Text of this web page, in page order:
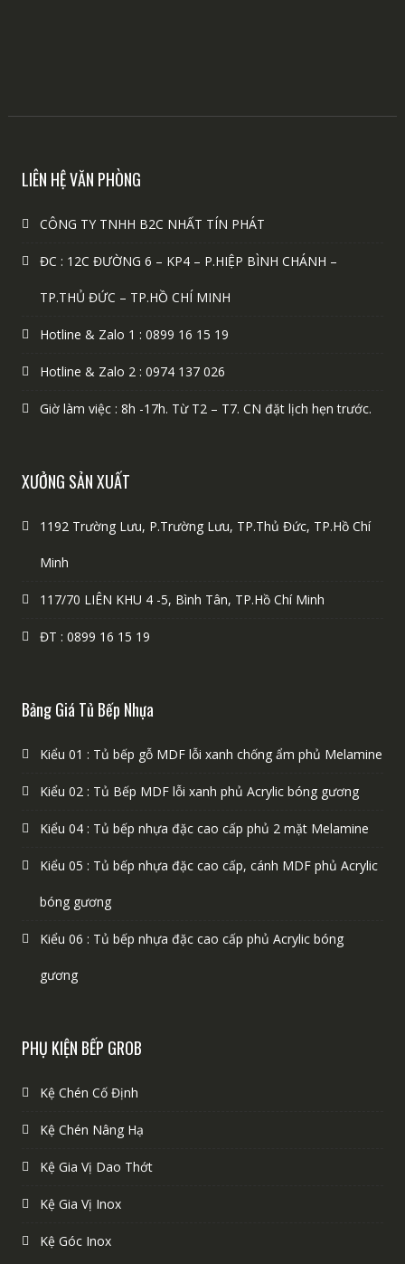
LIÊN HỆ VĂN PHÒNG
CÔNG TY TNHH B2C NHẤT TÍN PHÁT
ĐC : 12C ĐƯỜNG 6 – KP4 – P.HIỆP BÌNH CHÁNH –
TP.THỦ ĐỨC – TP.HỒ CHÍ MINH
Hotline & Zalo 1 : 0899 16 15 19
Hotline & Zalo 2 : 0974 137 026
Giờ làm việc : 8h -17h. Từ T2 – T7. CN đặt lịch hẹn trước.
XƯỞNG SẢN XUẤT
1192 Trường Lưu, P.Trường Lưu, TP.Thủ Đức, TP.Hồ Chí
Minh
117/70 LIÊN KHU 4 -5, Bình Tân, TP.Hồ Chí Minh
ĐT : 0899 16 15 19
Bảng Giá Tủ Bếp Nhựa
Kiểu 01 : Tủ bếp gỗ MDF lỗi xanh chống ẩm phủ Melamine
Kiểu 02 : Tủ Bếp MDF lỗi xanh phủ Acrylic bóng gương
Kiểu 04 : Tủ bếp nhựa đặc cao cấp phủ 2 mặt Melamine
Kiểu 05 : Tủ bếp nhựa đặc cao cấp, cánh MDF phủ Acrylic
bóng gương
Kiểu 06 : Tủ bếp nhựa đặc cao cấp phủ Acrylic bóng
gương
PHỤ KIỆN BẾP GROB
Kệ Chén Cố Định
Kệ Chén Nâng Hạ
Kệ Gia Vị Dao Thớt
Kệ Gia Vị Inox
Kệ Góc Inox